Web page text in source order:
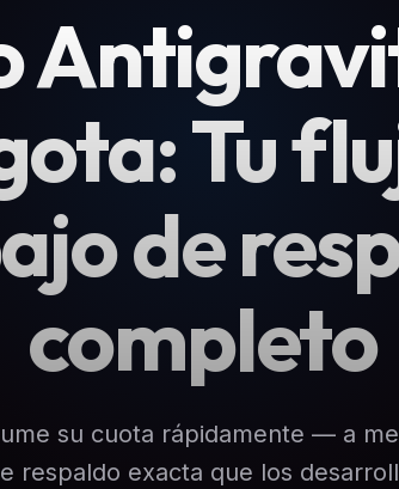
Tu
de
completo
su cuota rápidamente — a
respaldo exacta que los